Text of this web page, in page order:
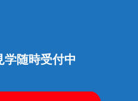
学随時受付中